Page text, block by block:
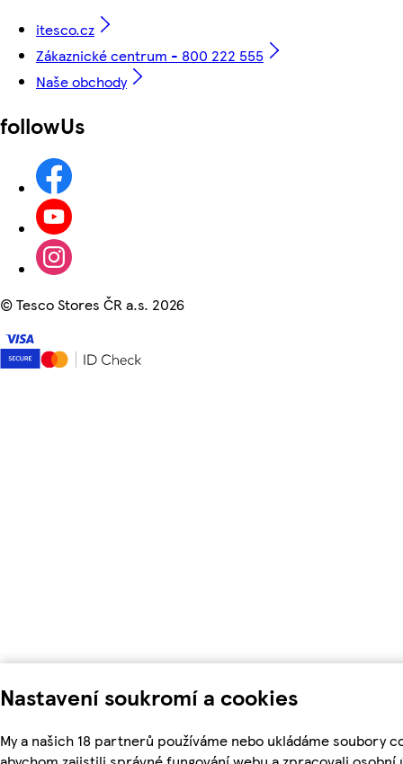
Nastavení soukromí a cookies
My a našich 18 partnerů používáme nebo ukládáme soubory
itesco.cz
Zákaznické centrum - 800 222 555
Naše obchody
followUs
©Tesco Stores ČR a.s. 2026